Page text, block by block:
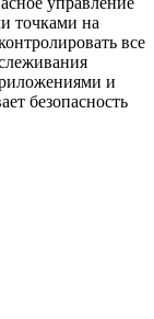
точками на
все
и
безопасность